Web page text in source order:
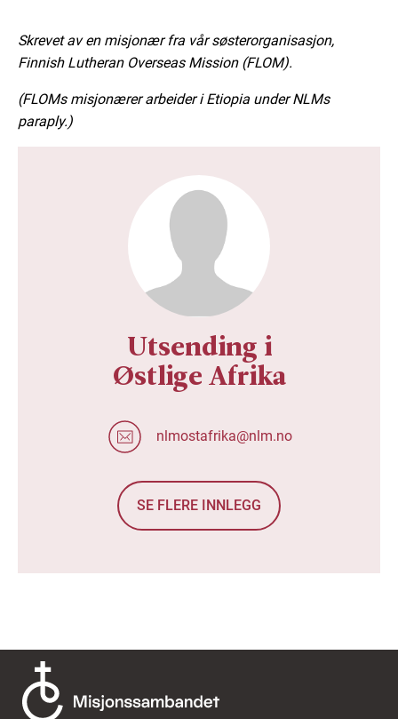
Skrevet av en misjonær fra vår søsterorganisasjon,
Finnish Lutheran Overseas Mission (FLOM).
(FLOMs misjonærer arbeider i Etiopia under NLMs
paraply.)
Utsending i
Østlige Afrika
nlmostafrika@nlm.no
SE FLERE INNLEGG